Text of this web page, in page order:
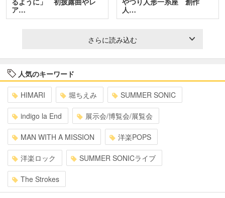
ア…
人…
さらに読み込む
人気のキーワード
HIMARI 堀ちえみ SUMMER SONIC
indigo la End 展示会/博覧会/展覧会
MAN WITH A MISSION 洋楽POPS
洋楽ロック SUMMER SONICライブ
The Strokes